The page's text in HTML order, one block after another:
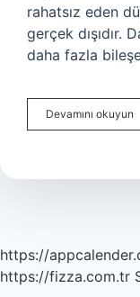
rahatsız eden
gerçek dışıdır.
daha fazla
Devamını okuyun
https://
https://fizza.com.tr